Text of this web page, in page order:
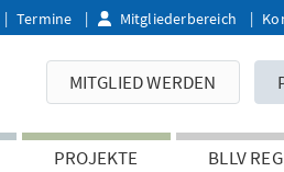
Termine Mitgliederbereich
MITGLIED WERDEN
PROJEKTE BLLV